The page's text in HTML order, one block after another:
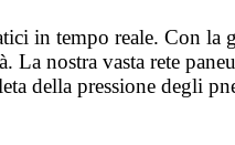
in tempo reale. Con
nostra vasta rete
della pressione degli